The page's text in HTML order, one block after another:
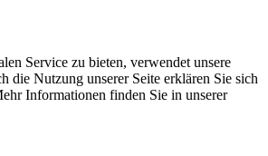
Service zu bieten, verwendet unsere
die Nutzung unserer Seite erklären Sie sich
Informationen finden Sie in unserer